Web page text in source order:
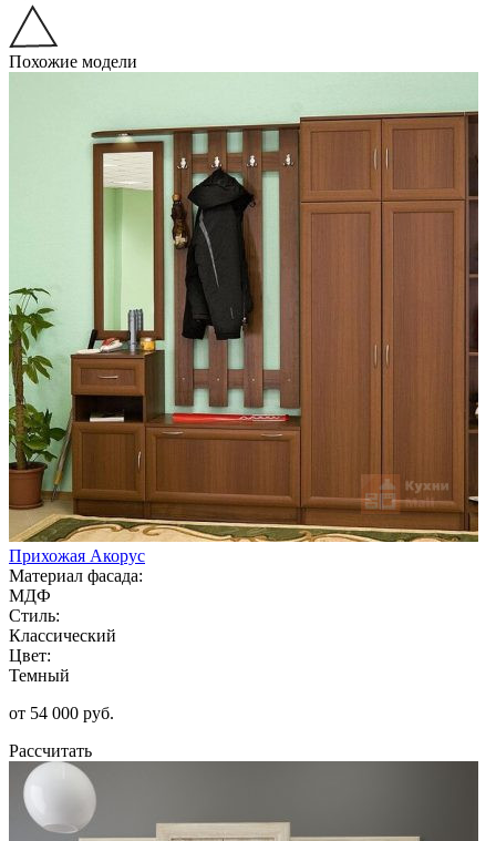
Похожие модели
Прихожая Акорус
Материал фасада:
МДФ
Стиль:
Классический
Цвет:
Темный
от 54 000 руб.
Рассчитать